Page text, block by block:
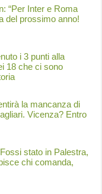
“Per Inter e Roma
del prossimo anno!
i 3 punti alla
18 che ci sono
la mancanza di
Vicenza? Entro
stato in Palestra,
chi comanda,